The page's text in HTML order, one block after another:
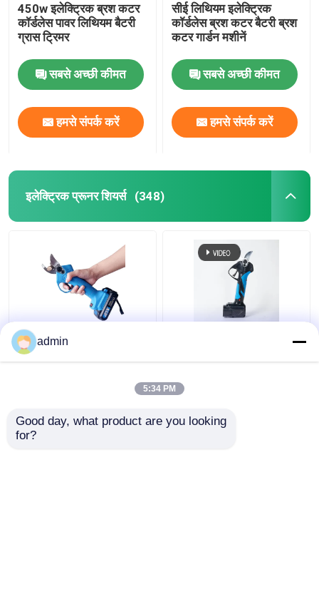
450w इलेक्ट्रिक ब्रश कटर
कॉर्डलेस पावर लिथियम बैटरी
ग्रास ट्रिमर
सबसे अच्छी कीमत
हमसे संपर्क करें
सीई लिथियम इलेक्ट्रिक
कॉर्डलेस ब्रश कटर बैटरी ब्रश
कटर गार्डन मशीनें
सबसे अच्छी कीमत
हमसे संपर्क करें
इलेक्ट्रिक प्रूनर शियर्स (348)
वायरलेस इलेक्ट्रिक प्रूनिंग
शियर्स बैटरी रिचार्जेबल सेकेटर्स
admin
5:34 PM
Good day, what product are you looking
for?